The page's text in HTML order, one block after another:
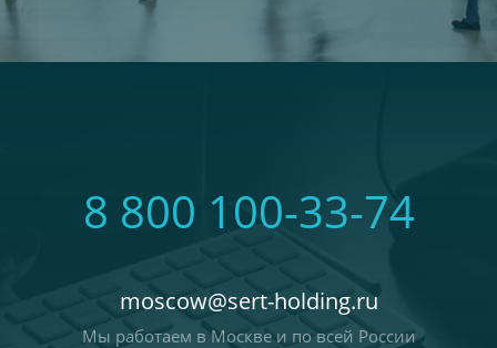
8 800 100-33-74
moscow@sert-holding.ru
Мы работаем в Москве и по всей России